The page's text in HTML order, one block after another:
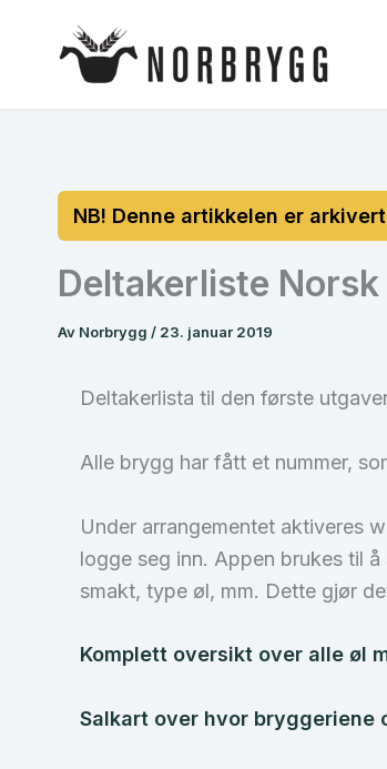
Deltakerliste
Av Norbrygg / 23. januar 2019
Deltakerlista til den første
Alle brygg har fått et nummer,
Under arrangementet aktiveres
logge seg inn. Appen brukes til
smakt, type øl, mm. Dette gjør
Komplett oversikt over alle øl
Salkart over hvor bryggeriene